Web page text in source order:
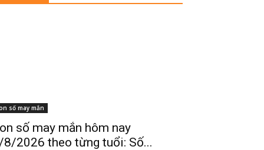
số may mắn
số may mắn hôm nay
8/2026 theo từng tuổi: Số...